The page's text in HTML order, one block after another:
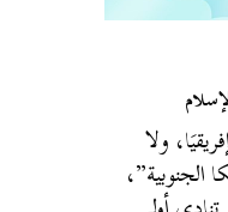
إفريقيَا، ولا
الجنوبية”،